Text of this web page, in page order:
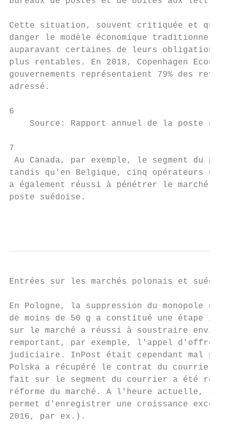
Cette situation, souvent critiquée et
danger le modèle économique traditionnel
auparavant certaines de leurs obligations
plus rentables. En 2018, Copenhagen
gouvernements représentaient 79% des
adressé.
6
Source: Rapport annuel de la poste
7
Au Canada, par exemple, le segment du
tandis qu'en Belgique, cinq opérateurs
a également réussi à pénétrer le marché
poste suédoise.
Entrées sur les marchés polonais et suédois
En Pologne, la suppression du monopole
de moins de 50 g a constitué une étape
sur le marché a réussi à soustraire
remportant, par exemple, l'appel
judiciaire. InPost était cependant mal
Polska a récupéré le contrat du courrier
fait sur le segment du courrier a été
réforme du marché. A l'heure actuelle,
permet d'enregistrer une croissance
2016, par ex.).